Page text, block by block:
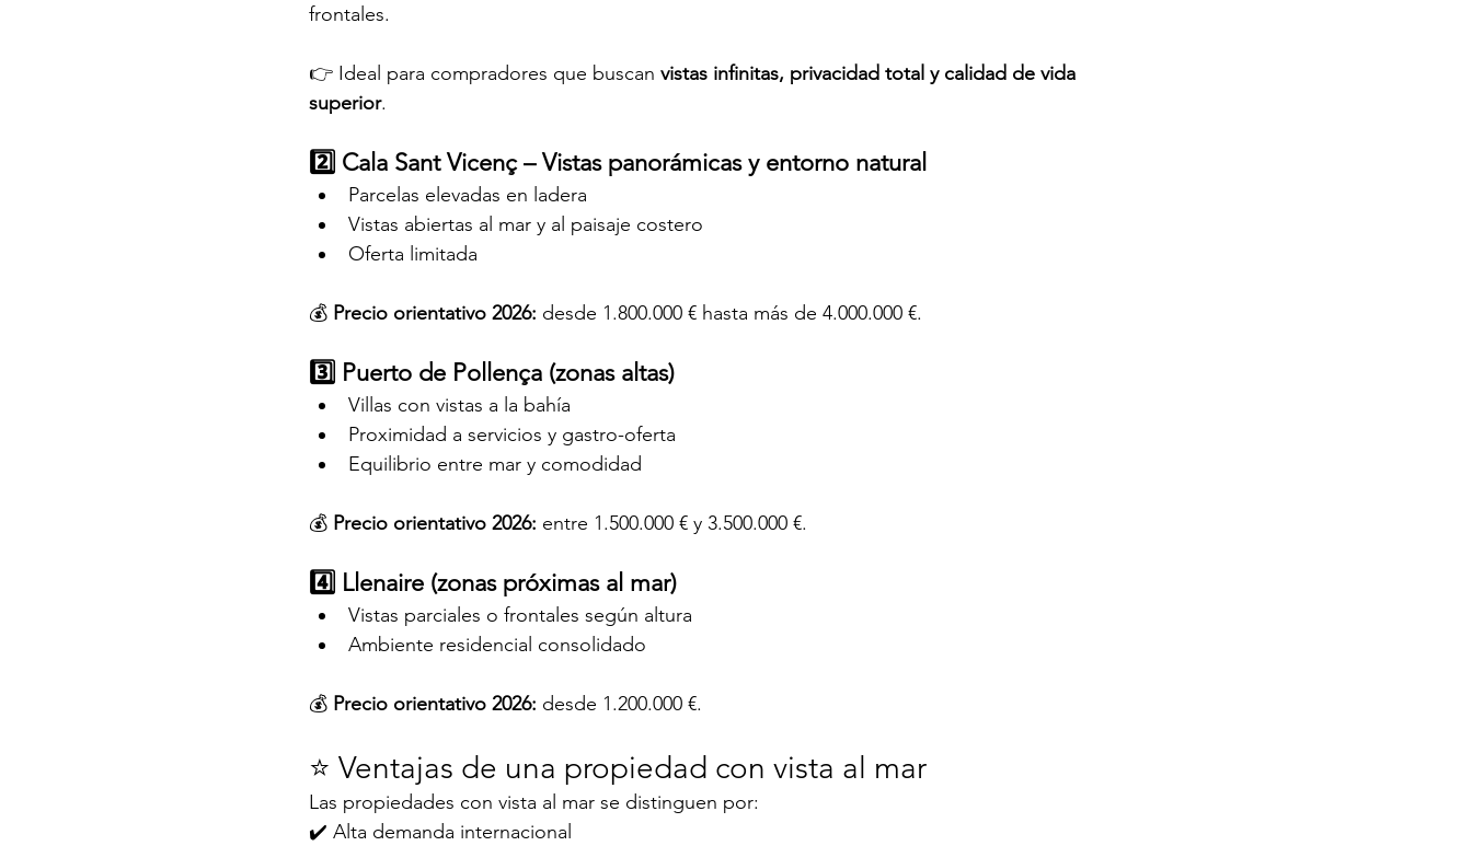
frontales.
👉 Ideal para compradores que buscan vistas infinitas, privacidad total y calidad de vida
superior.
2️⃣ Cala Sant Vicenç – Vistas panorámicas y entorno natural
Parcelas elevadas en ladera
Vistas abiertas al mar y al paisaje costero
Oferta limitada
💰 Precio orientativo 2026: desde 1.800.000 € hasta más de 4.000.000 €.
3️⃣ Puerto de Pollença (zonas altas)
Villas con vistas a la bahía
Proximidad a servicios y gastro-oferta
Equilibrio entre mar y comodidad
💰 Precio orientativo 2026: entre 1.500.000 € y 3.500.000 €.
4️⃣ Llenaire (zonas próximas al mar)
Vistas parciales o frontales según altura
Ambiente residencial consolidado
💰 Precio orientativo 2026: desde 1.200.000 €.
⭐ Ventajas de una propiedad con vista al mar
Las propiedades con vista al mar se distinguen por:
✔️ Alta demanda internacional